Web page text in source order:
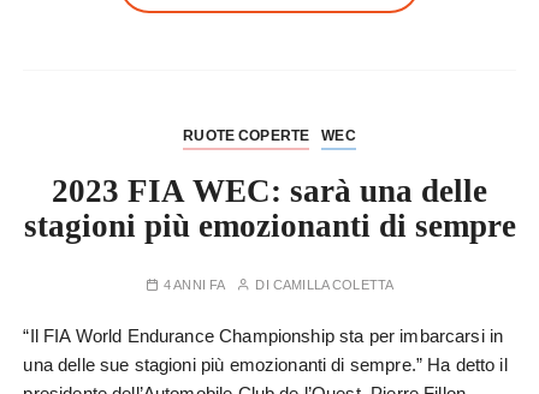
RUOTE COPERTE WEC
2023 FIA WEC: sarà una delle
stagioni più emozionanti di sempre
4 ANNI FA DI CAMILLA COLETTA
“Il FIA World Endurance Championship sta per imbarcarsi in
una delle sue stagioni più emozionanti di sempre.” Ha detto il